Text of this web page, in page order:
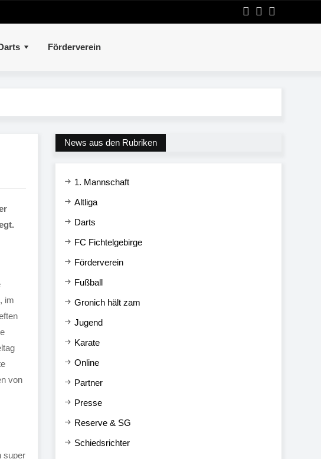
Förderverein
im
von
super
News aus den Rubriken
1. Mannschaft
Altliga
Darts
FC Fichtelgebirge
Förderverein
Fußball
Gronich hält zam
Jugend
Karate
Online
Partner
Presse
Reserve & SG
Schiedsrichter